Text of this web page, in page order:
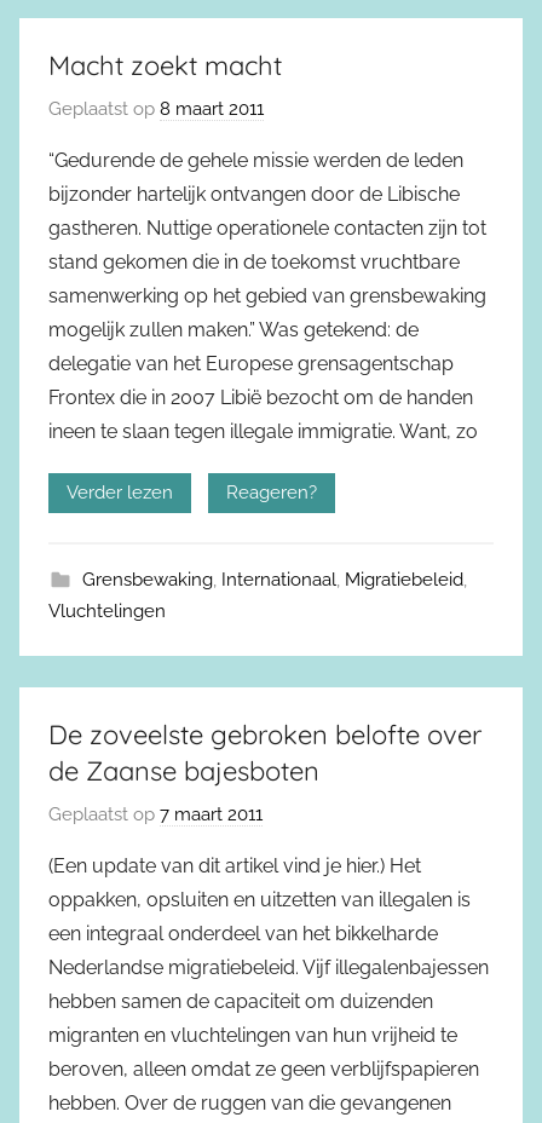
Macht zoekt macht
Geplaatst op 8 maart 2011
“Gedurende de gehele missie werden de leden
bijzonder hartelijk ontvangen door de Libische
gastheren. Nuttige operationele contacten zijn tot
stand gekomen die in de toekomst vruchtbare
samenwerking op het gebied van grensbewaking
mogelijk zullen maken.” Was getekend: de
delegatie van het Europese grensagentschap
Frontex die in 2007 Libië bezocht om de handen
ineen te slaan tegen illegale immigratie. Want, zo
Verder lezen Reageren?
Grensbewaking, Internationaal, Migratiebeleid,
Vluchtelingen
De zoveelste gebroken belofte over
de Zaanse bajesboten
Geplaatst op 7 maart 2011
(Een update van dit artikel vind je hier.) Het
oppakken, opsluiten en uitzetten van illegalen is
een integraal onderdeel van het bikkelharde
Nederlandse migratiebeleid. Vijf illegalenbajessen
hebben samen de capaciteit om duizenden
migranten en vluchtelingen van hun vrijheid te
beroven, alleen omdat ze geen verblijfspapieren
hebben. Over de ruggen van die gevangenen